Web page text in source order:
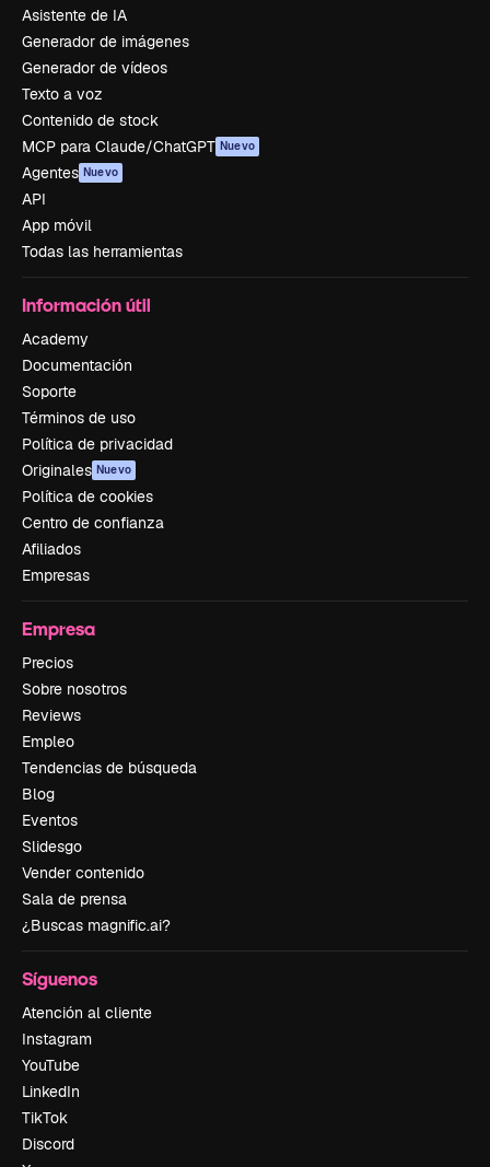
Asistente de IA
Generador de imágenes
Generador de vídeos
Texto a voz
Contenido de stock
MCP para Claude/ChatGPT Nuevo
Agentes Nuevo
API
App móvil
Todas las herramientas
Información útil
Academy
Documentación
Soporte
Términos de uso
Política de privacidad
Originales Nuevo
Política de cookies
Centro de confianza
Afiliados
Empresas
Empresa
Precios
Sobre nosotros
Reviews
Empleo
Tendencias de búsqueda
Blog
Eventos
Slidesgo
Vender contenido
Sala de prensa
¿Buscas magnific.ai?
Síguenos
Atención al cliente
Instagram
YouTube
LinkedIn
TikTok
Discord